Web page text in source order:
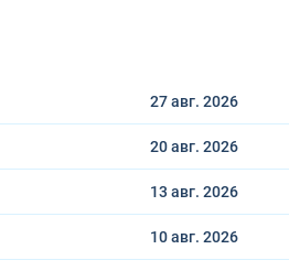
27 авг. 2026
20 авг. 2026
13 авг. 2026
10 авг. 2026